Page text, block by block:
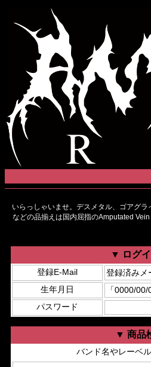
いらっしゃいませ。デスメタル、ゴアグ
などの品揃えは国内屈指のAmputated
▼ ログ
登録E-Mail
生年月日
パスワード
▼ 商品
バンド名やレーベ